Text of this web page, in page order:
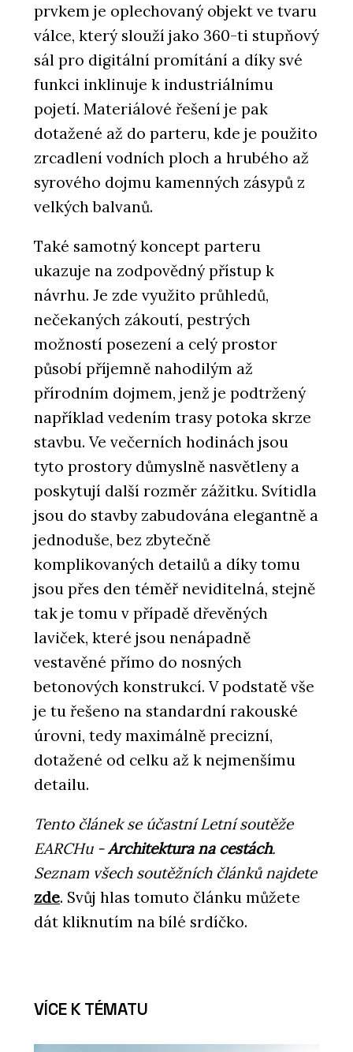
prvkem je oplechovaný objekt ve tvaru
válce, který slouží jako 360-ti stupňový
sál pro digitální promítání a díky své
funkci inklinuje k industriálnímu
pojetí. Materiálové řešení je pak
dotažené až do parteru, kde je použito
zrcadlení vodních ploch a hrubého až
syrového dojmu kamenných zásypů z
velkých balvanů.
Také samotný koncept parteru
ukazuje na zodpovědný přístup k
návrhu. Je zde využito průhledů,
nečekaných zákoutí, pestrých
možností posezení a celý prostor
působí příjemně nahodilým až
přírodním dojmem, jenž je podtržený
například vedením trasy potoka skrze
stavbu. Ve večerních hodinách jsou
tyto prostory důmyslně nasvětleny a
poskytují další rozměr zážitku. Svítidla
jsou do stavby zabudována elegantně a
jednoduše, bez zbytečně
komplikovaných detailů a díky tomu
jsou přes den téměř neviditelná, stejně
tak je tomu v případě dřevěných
laviček, které jsou nenápadně
vestavěné přímo do nosných
betonových konstrukcí. V podstatě vše
je tu řešeno na standardní rakouské
úrovni, tedy maximálně precizní,
dotažené od celku až k nejmenšímu
detailu.
Tento článek se účastní Letní soutěže
EARCHu -Architektura na cestách.
Seznam všech soutěžních článků najdete
zde. Svůj hlas tomuto článku můžete
dát kliknutím na bílé srdíčko.
VÍCE K TÉMATU